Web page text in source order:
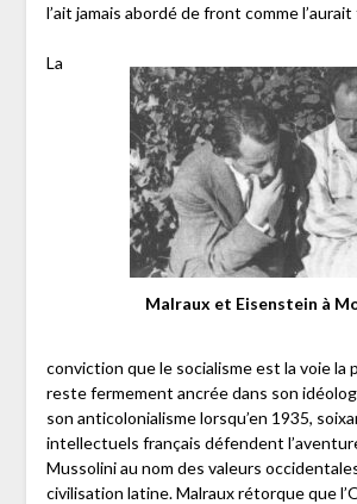
l’ait jamais abordé de front comme
Malraux et Eisenstein à
La
conviction que le socialisme est la voie la
reste fermement ancrée dans son
son anticolonialisme lorsqu’en 1935,
intellectuels français défendent
Mussolini au nom des valeurs
civilisation latine. Malraux rétorque que